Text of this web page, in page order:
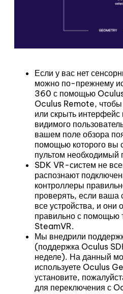
Если у вас нет
можно по-прежнему
360 с помощью
Oculus Remote, чтобы
или скрыть
видимого
вашем поле обзора
помощью которого вы
пультом необходимый
SDK VR-систем не
распознают
контроллеры
проверять, если ваша
все устройства, и они
правильно с помощью
SteamVR.
Мы внедрили
(поддержка Oculus
неделе). На данный
используете Oculus
установите,
для переключения с